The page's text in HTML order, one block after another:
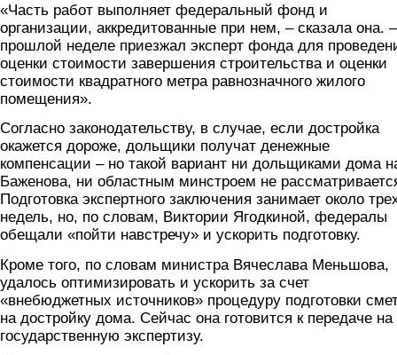
«Часть работ выполняет федеральный фонд и
организации, аккредитованные при нем, – сказала она.
прошлой неделе приезжал эксперт фонда для
оценки стоимости завершения строительства и оценки
стоимости квадратного метра равнозначного жилого
помещения».
Согласно законодательству, в случае, если достройка
окажется дороже, дольщики получат денежные
компенсации – но такой вариант ни дольщиками дома
Баженова, ни областным минстроем не
Подготовка экспертного заключения занимает около
недель, но, по словам, Виктории Ягодкиной, федералы
обещали «пойти навстречу» и ускорить подготовку.
Кроме того, по словам министра Вячеслава Меньшова,
удалось оптимизировать и ускорить за счет
«внебюджетных источников» процедуру подготовки
на достройку дома. Сейчас она готовится к передаче на
государственную экспертизу.